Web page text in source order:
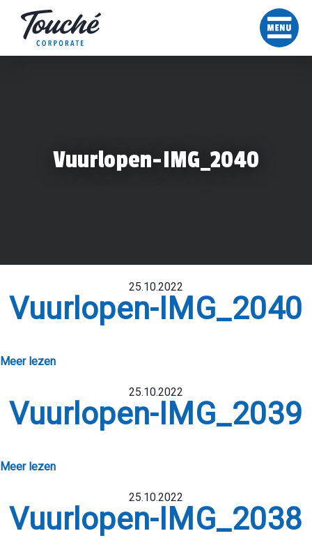
Vuurlopen-IMG_2040
25.10.2022
Vuurlopen-IMG_2040
Meer lezen
25.10.2022
Vuurlopen-IMG_2039
Meer lezen
25.10.2022
Vuurlopen-IMG_2038